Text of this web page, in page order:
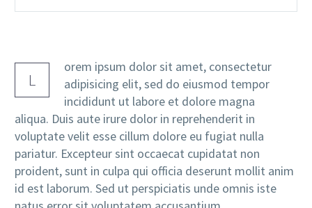
L
orem ipsum dolor sit amet, consectetur
adipisicing elit, sed do eiusmod tempor
incididunt ut labore et dolore magna
aliqua. Duis aute irure dolor in reprehenderit in
voluptate velit esse cillum dolore eu fugiat nulla
pariatur. Excepteur sint occaecat cupidatat non
proident, sunt in culpa qui officia deserunt mollit anim
id est laborum. Sed ut perspiciatis unde omnis iste